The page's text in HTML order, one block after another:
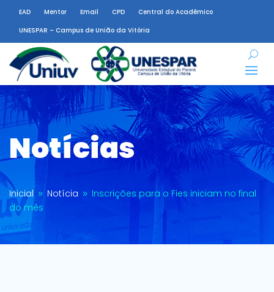
EAD Mentor Email CPD
Central do Acadêmico
UNESPAR – Campus de União da Vitória
Notícias
Inicial 9 Notícia 9 Inscrições para o Fies iniciam no final
do mês